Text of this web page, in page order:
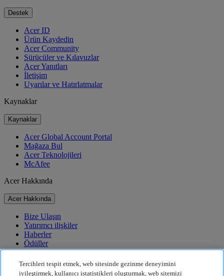
Destek
Acer ID
Ürün Kaydedin
Acer Community
Sürücüler ve Kılavuzlar
Acer Yanıtları
İletişim
Uyarılar ve Hatırlatmalar
Kaynaklar
Kaynaklar
Acer Global Account Portal
Mağaza Bul
Acer Teknolojileri
McAfee
Acer Hakkında
Acer Hakkında
Bize Ulaşın
Yatırımcı ilişkiler
Haberler
Ödüller
Etkinlikler
Sürdürülebilirlik
Tercihleri tespit etmek, web sitesinde gezinme deneyimini
iyileştirmek, kullanıcı istatistikleri oluşturmak, web sitemizi